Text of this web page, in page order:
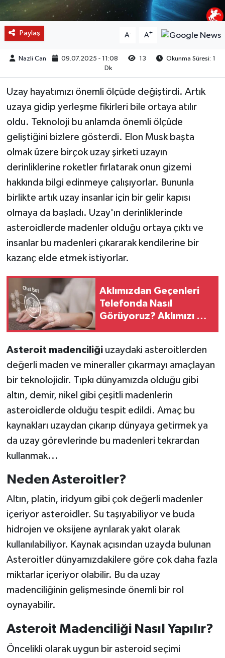
Paylaş A- A+
Nazli Can 09.07.2025 - 11:08 13
Okunma Süresi: 1
Dk
Uzay hayatımızı önemli ölçüde değiştirdi. Artık
uzaya gidip yerleşme fikirleri bile ortaya atılır
oldu. Teknoloji bu anlamda önemli ölçüde
geliştiğini bizlere gösterdi. Elon Musk başta
olmak üzere birçok uzay şirketi uzayın
derinliklerine roketler fırlatarak onun gizemi
hakkında bilgi edinmeye çalışıyorlar. Bununla
birlikte artık uzay insanlar için bir gelir kapısı
olmaya da başladı. Uzay'ın derinliklerinde
asteroidlerde madenler olduğu ortaya çıktı ve
insanlar bu madenleri çıkararak kendilerine bir
kazanç elde etmek istiyorlar.
Aklımızdan Geçenleri
Telefonda Nasıl
Görüyoruz? Aklımızı Mı
Asteroit madenciliği uzaydaki asteroitlerden
değerli maden ve mineraller çıkarmayı amaçlayan
bir teknolojidir. Tıpkı dünyamızda olduğu gibi
altın, demir, nikel gibi çeşitli madenlerin
asteroidlerde olduğu tespit edildi. Amaç bu
kaynakları uzaydan çıkarıp dünyaya getirmek ya
da uzay görevlerinde bu madenleri tekrardan
kullanmak...
Neden Asteroitler?
Altın, platin, iridyum gibi çok değerli madenler
içeriyor asteroidler. Su taşıyabiliyor ve buda
hidrojen ve oksijene ayrılarak yakıt olarak
kullanılabiliyor. Kaynak açısından uzayda bulunan
Asteroitler dünyamızdakilere göre çok daha fazla
miktarlar içeriyor olabilir. Bu da uzay
madenciliğinin gelişmesinde önemli bir rol
oynayabilir.
Asteroit Madenciliği Nasıl Yapılır?
Öncelikli olarak uygun bir asteroid seçimi